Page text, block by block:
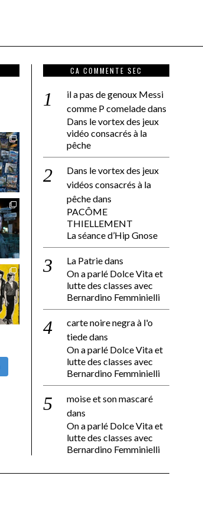
CA COMMENTE SEC
il a pas de genoux Messi
comme P comeladedans
Dans le vortex des jeux
vidéo consacrés à la
pêche
Dans le vortex des jeux
vidéos consacrés à la
pêchedans
PACÔME
THIELLEMENT
La séance d’Hip Gnose
La Patriedans
On a parlé Dolce Vita et
lutte des classes avec
Bernardino Femminielli
carte noire negra à l'o
tiededans
On a parlé Dolce Vita et
lutte des classes avec
Bernardino Femminielli
moise et son mascaré
dans
On a parlé Dolce Vita et
lutte des classes avec
Bernardino Femminielli